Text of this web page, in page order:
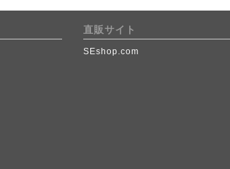
直販サイト
SEshop.com